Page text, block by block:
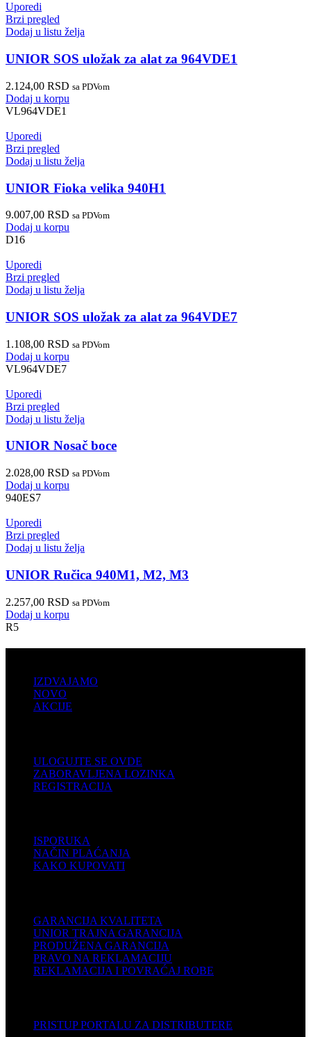
Uporedi
Brzi pregled
Dodaj u listu želja
UNIOR SOS uložak za alat za 964VDE1
2.124,00 RSD sa PDVom
Dodaj u korpu
VL964VDE1
Uporedi
Brzi pregled
Dodaj u listu želja
UNIOR Fioka velika 940H1
9.007,00 RSD sa PDVom
Dodaj u korpu
D16
Uporedi
Brzi pregled
Dodaj u listu želja
UNIOR SOS uložak za alat za 964VDE7
1.108,00 RSD sa PDVom
Dodaj u korpu
VL964VDE7
Uporedi
Brzi pregled
Dodaj u listu želja
UNIOR Nosač boce
2.028,00 RSD sa PDVom
Dodaj u korpu
940ES7
Uporedi
Brzi pregled
Dodaj u listu želja
UNIOR Ručica 940M1, M2, M3
2.257,00 RSD sa PDVom
Dodaj u korpu
R5
IZDVAJAMO
NOVO
AKCIJE
ULOGUJTE SE OVDE
ZABORAVLJENA LOZINKA
REGISTRACIJA
ISPORUKA
NAČIN PLAĆANJA
KAKO KUPOVATI
GARANCIJA KVALITETA
UNIOR TRAJNA GARANCIJA
PRODUŽENA GARANCIJA
PRAVO NA REKLAMACIJU
REKLAMACIJA I POVRAĆAJ ROBE
PRISTUP PORTALU ZA DISTRIBUTERE